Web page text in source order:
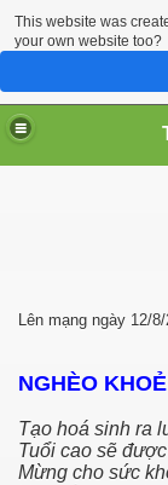
Lên mạng ngày 12/
NGHÈO
Tạo hoá sinh ra
Tuổi cao sẽ
Mừng cho sức
This website was
your own website too?